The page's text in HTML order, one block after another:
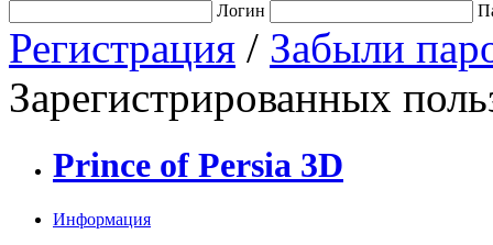
Логин
Регистрация / Забыли
Зарегистрированных
Prince of Persia 3D
Информация